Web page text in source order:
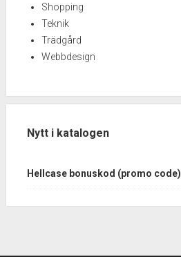
Shopping
Teknik
Trädgård
Webbdesign
Nytt i katalogen
Hellcase bonuskod (promo code)